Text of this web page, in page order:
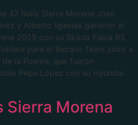
42 Rally Sierra Morena José
y Alberto Iglesias ganaron el
2025 con su Skoda Fabia RS
para el Recalvi Team junto a
la Puente, que fueron
Pepe López con su Hyundai
Sierra Morena